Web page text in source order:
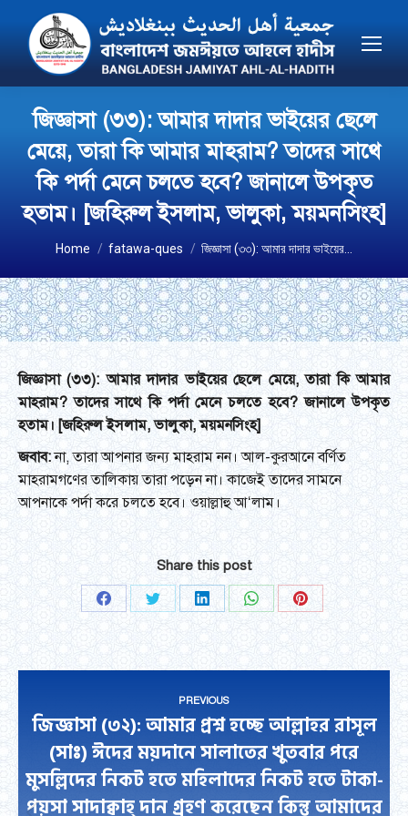
জিজ্ঞাসা (৩৩): আমার দাদার ভাইয়ের ছেলে
মেয়ে, তারা কি আমার মাহরাম? তাদের সাথে
কি পর্দা মেনে চলতে হবে? জানালে উপকৃত
হতাম। [জহিরুল ইসলাম, ভালুকা, ময়মনসিংহ]
You are here:
Home fatawa-ques জিজ্ঞাসা (৩৩): আমার দাদার ভাইয়ের…
জিজ্ঞাসা (৩৩): আমার দাদার ভাইয়ের ছেলে মেয়ে, তারা কি আমার
মাহরাম? তাদের সাথে কি পর্দা মেনে চলতে হবে? জানালে উপকৃত
হতাম। [জহিরুল ইসলাম, ভালুকা, ময়মনসিংহ]
জবাব:না, তারা আপনার জন্য মাহরাম নন। আল-কুরআনে বর্ণিত
মাহরামগণের তালিকায় তারা পড়েন না। কাজেই তাদের সামনে
আপনাকে পর্দা করে চলতে হবে। ওয়াল্লাহু আ‘লাম।
Share this post
Share
Facebook
Share
Twitter
Share
LinkedIn
Share
WhatsApp
Share
Pinterest
navigation
PREVIOUS
জিজ্ঞাসা (৩২): আমার প্রশ্ন হচ্ছে আল্লাহর রাসূল
(সাঃ) ঈদের ময়দানে সালাতের খুতবার পরে
মুসল্লিদের নিকট হতে মহিলাদের নিকট হতে টাকা-
পয়সা সাদাক্বাহ্ দান গ্রহণ করেছেন কিন্তু আমাদের